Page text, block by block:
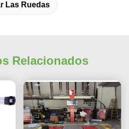
Las Ruedas
Relacionados